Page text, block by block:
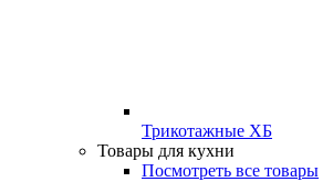
Трикотажные ХБ
Товары для кухни
Посмотреть все товары